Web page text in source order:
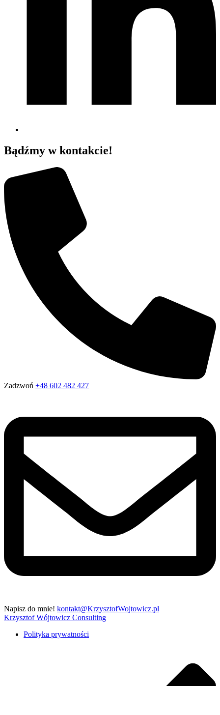
Bądźmy w kontakcie!
Zadzwoń +48 602 482 427
Napisz do mnie! kontakt@KrzysztofWojtowicz.pl
Krzysztof Wójtowicz Consulting
Polityka prywatności